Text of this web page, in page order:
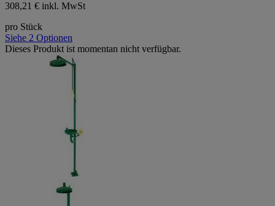
308,21 € inkl. MwSt
pro Stück
Siehe 2 Optionen
Dieses Produkt ist momentan nicht verfügbar.